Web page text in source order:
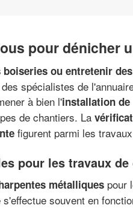
pour dénicher
boiseries ou entretenir
spécialistes de
à bien l'installation de
de chantiers. La
figurent parmi les
pour les travaux de
métalliques pour
souvent en